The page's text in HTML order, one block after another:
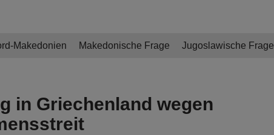
Makedonien Makedonische Frage Jugoslawische Frage
in Griechenland wegen